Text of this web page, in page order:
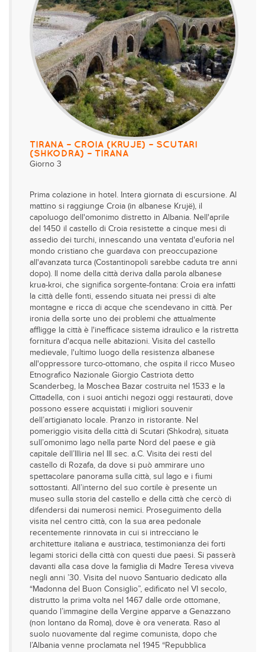
TIRANA – CROIA (KRUJE) – SCUTARI
(SHKODRA) – TIRANA
Giorno 3
Prima colazione in hotel. Intera giornata di escursione. Al
mattino si raggiunge Croia (in albanese Krujë), il
capoluogo dell'omonimo distretto in Albania. Nell'aprile
del 1450 il castello di Croia resistette a cinque mesi di
assedio dei turchi, innescando una ventata d'euforia nel
mondo cristiano che guardava con preoccupazione
all'avanzata turca (Costantinopoli sarebbe caduta tre anni
dopo). Il nome della città deriva dalla parola albanese
krua-kroi, che significa sorgente-fontana: Croia era infatti
la città delle fonti, essendo situata nei pressi di alte
montagne e ricca di acque che scendevano in città. Per
ironia della sorte uno dei problemi che attualmente
affligge la città è l'inefficace sistema idraulico e la ristretta
fornitura d'acqua nelle abitazioni. Visita del castello
medievale, l'ultimo luogo della resistenza albanese
all'oppressore turco-ottomano, che ospita il ricco Museo
Etnografico Nazionale Giorgio Castriota detto
Scanderbeg, la Moschea Bazar costruita nel 1533 e la
Cittadella, con i suoi antichi negozi oggi restaurati, dove
possono essere acquistati i migliori souvenir
dell’artigianato locale. Pranzo in ristorante. Nel
pomeriggio visita della città di Scutari (Shkodra), situata
sull’omonimo lago nella parte Nord del paese e già
capitale dell’Illiria nel III sec. a.C. Visita dei resti del
castello di Rozafa, da dove si può ammirare uno
spettacolare panorama sulla città, sul lago e i fiumi
sottostanti. All’interno del suo cortile è presente un
museo sulla storia del castello e della città che cercò di
difendersi dai numerosi nemici. Proseguimento della
visita nel centro città, con la sua area pedonale
recentemente rinnovata in cui si intrecciano le
architetture italiana e austriaca, testimonianza dei forti
legami storici della città con questi due paesi. Si passerà
davanti alla casa dove la famiglia di Madre Teresa viveva
negli anni ’30. Visita del nuovo Santuario dedicato alla
“Madonna del Buon Consiglio”, edificato nel VI secolo,
distrutto la prima volta nel 1467 dalle orde ottomane,
quando l’immagine della Vergine apparve a Genazzano
(non lontano da Roma), dove è ora venerata. Raso al
suolo nuovamente dal regime comunista, dopo che
l’Albania venne proclamata nel 1945 “Repubblica